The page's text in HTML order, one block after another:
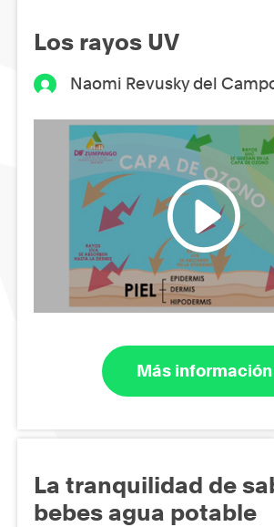
Los rayos UV
Naomi Revusky del
Más información
La tranquilidad de
bebes agua potable